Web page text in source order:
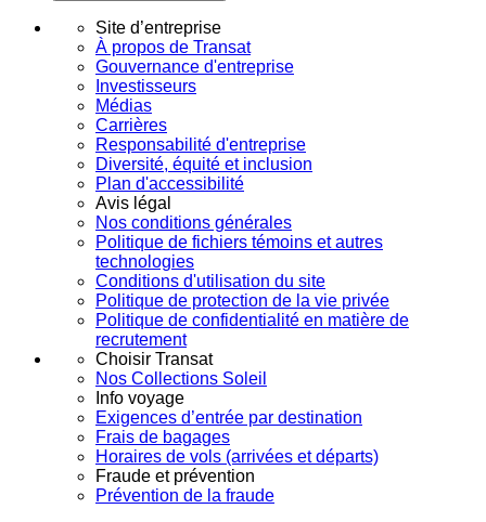
Site d’entreprise
À propos de Transat
Gouvernance d'entreprise
Investisseurs
Médias
Carrières
Responsabilité d'entreprise
Diversité, équité et inclusion
Plan d'accessibilité
Avis légal
Nos conditions générales
Politique de fichiers témoins et autres
technologies
Conditions d'utilisation du site
Politique de protection de la vie privée
Politique de confidentialité en matière de
recrutement
Choisir Transat
Nos Collections Soleil
Info voyage
Exigences d’entrée par destination
Frais de bagages
Horaires de vols (arrivées et départs)
Fraude et prévention
Prévention de la fraude